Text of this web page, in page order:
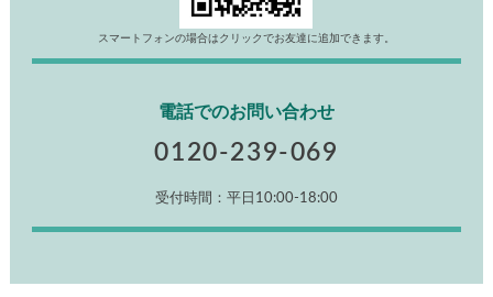
スマートフォンの場合はクリックでお友達に追加できます。
電話でのお問い合わせ
0120-239-069
受付時間：平日10:00-18:00